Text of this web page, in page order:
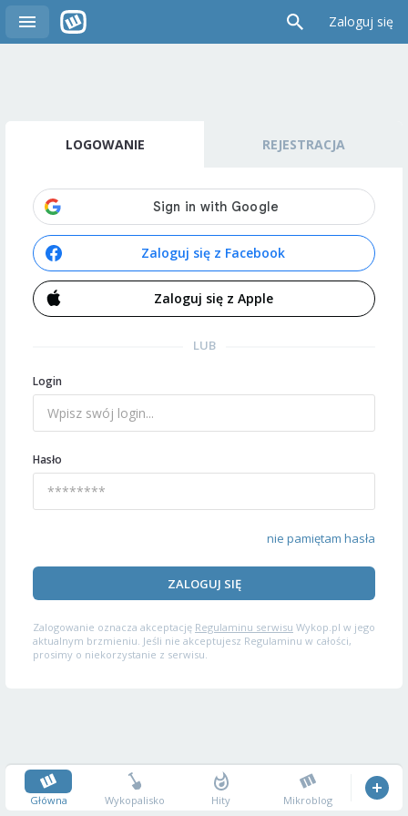
Zaloguj się
LOGOWANIE REJESTRACJA
Zaloguj się z Facebook
Zaloguj się z Apple
LUB
Login
Hasło
nie pamiętam hasła
ZALOGUJ SIĘ
Zalogowanie oznacza akceptację Regulaminu serwisu Wykop.pl w jego
aktualnym brzmieniu. Jeśli nie akceptujesz Regulaminu w całości,
prosimy o niekorzystanie z serwisu.
Główna Wykopalisko Hity Mikroblog